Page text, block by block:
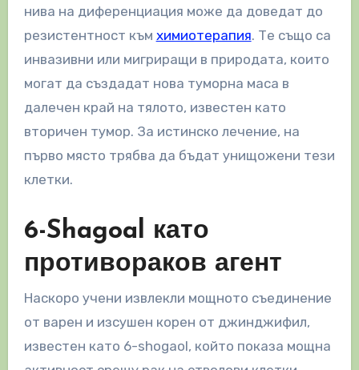
нива на диференциация може да доведат до
резистентност към химиотерапия. Те също са
инвазивни или мигриращи в природата, които
могат да създадат нова туморна маса в
далечен край на тялото, известен като
вторичен тумор. За истинско лечение, на
първо място трябва да бъдат унищожени тези
клетки.
6-Shagoal като
противораков агент
Наскоро учени извлекли мощното съединение
от варен и изсушен корен от джинджифил,
известен като 6-shogaol, който показа мощна